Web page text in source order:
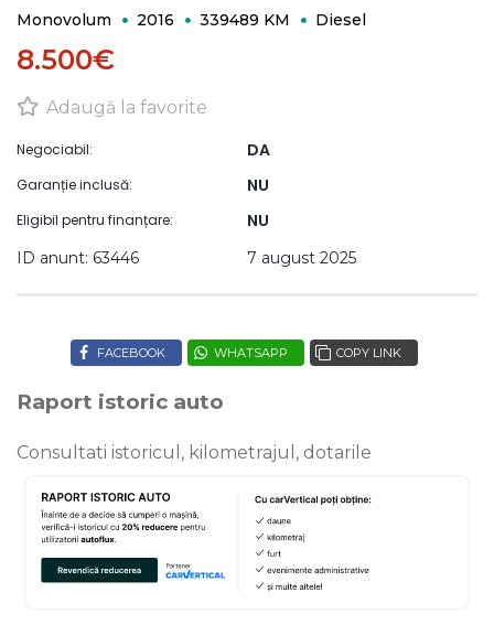
Monovolum 2016 339489 KM Diesel
8.500€
Adaugă la favorite
Negociabil: DA
Garanție inclusă: NU
Eligibil pentru finanțare: NU
ID anunt: 63446 7 august 2025
FACEBOOK WHATSAPP COPY LINK
Raport istoric auto
Consultati istoricul, kilometrajul, dotarile